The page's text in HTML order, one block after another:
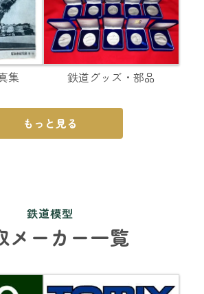
集 鉄道グッズ・部品
もっと見る
鉄道模型
メーカー一覧